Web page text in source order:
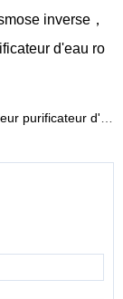
inverse ，
d'eau ro
d'eau domestique RO